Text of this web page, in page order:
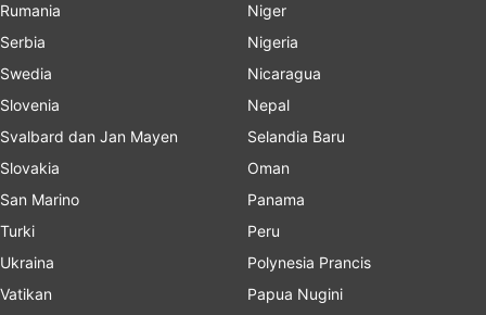
Rumania
Serbia
Swedia
Slovenia
Svalbard dan Jan Mayen
Slovakia
San Marino
Turki
Ukraina
Vatikan
Niger
Nigeria
Nicaragua
Nepal
Selandia Baru
Oman
Panama
Peru
Polynesia Prancis
Papua Nugini